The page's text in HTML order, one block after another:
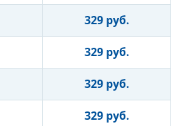
329 руб.
329 руб.
329 руб.
329 руб.